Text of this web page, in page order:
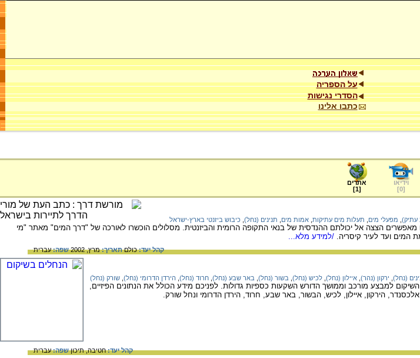
על הספריה
הסדרי נגישות
כתבו אלינו
וידיאו
[
0
]
אתרים
[
1
]
עתיק) מפעלי מים תעלות מים עתיקות אמות מים תנינים (נחל) כיבוש ביזנטי בארץ-ישראל
מאפשרים הצצה אל יכולתם ההנדסית של בנאי התקופה הרומית והביזנטית. מסלולים הוכשרו לאורכה של "דרך המים" מאתר "מי
המים ועד לעיר קיסריה. /למידע מלא...
קהל יעד:כולםתאריך:מרץ, 2002 שפה:עברית
(נחל) ירקון (נהר) איילון (נחל) לכיש (נחל) בשור (נחל) באר שבע (נחל) חרוד (נחל) הירדן הדרומי (נחל) שורק (נחל)
למבצע מורכב וממושך הדורש השקעות כספיות גדולות. לפניכם מידע הכולל את הנתונים הפיזיים,
הירקון, איילון, לכיש, הבשור, באר שבע, חרוד, הירדן הדרומי ונחל שורק.
קהל יעד:חטיבה,תיכוןשפה:עברית